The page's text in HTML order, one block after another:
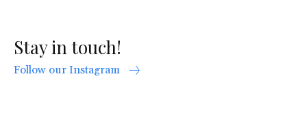
Stay in touch!
Follow our Instagram